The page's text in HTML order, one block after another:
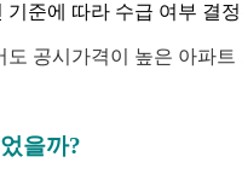
준에 따라 수급 여부 결
공시가격이 높은 아파
을까?